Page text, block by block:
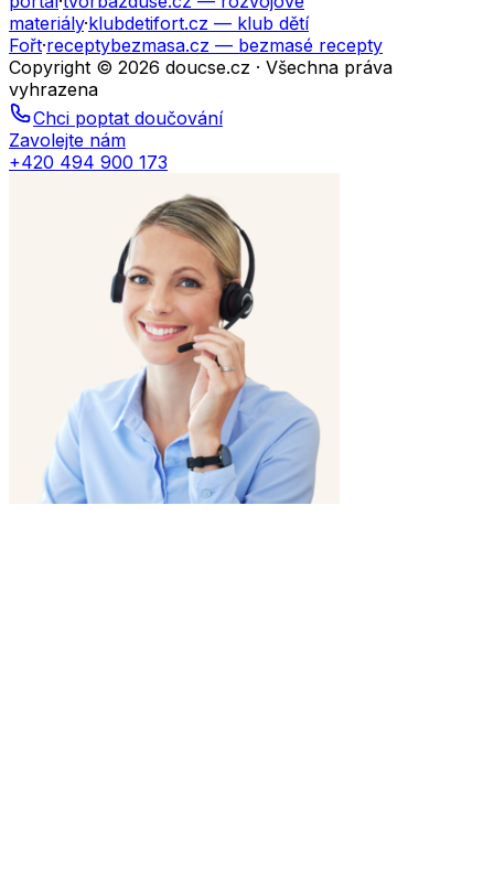
materiály·klubdetifort.cz — klub dětí
Fořt·receptybezmasa.cz — bezmasé recepty
Copyright © 2026 doucse.cz · Všechna práva
vyhrazena
Chci poptat doučování
Zavolejte nám
+420 494 900 173